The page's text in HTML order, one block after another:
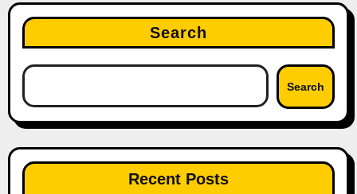
Search
Search
Recent Posts